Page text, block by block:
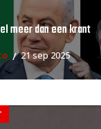
meer dan een krant
21 sep 2025